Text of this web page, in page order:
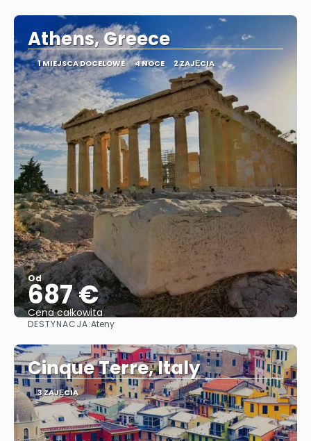
Athens, Greece
1 MIEJSCA DOCELOWE 4 NOCE 2 ZAJĘCIA
Od
687 €
Cena całkowita
DESTYNACJA:Ateny
Cinque Terre, Italy
3 ZAJĘCIA